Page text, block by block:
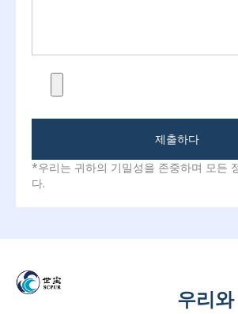
제출하다
*우리는 귀하의 기밀성을 존중하며 모든
다.
우리